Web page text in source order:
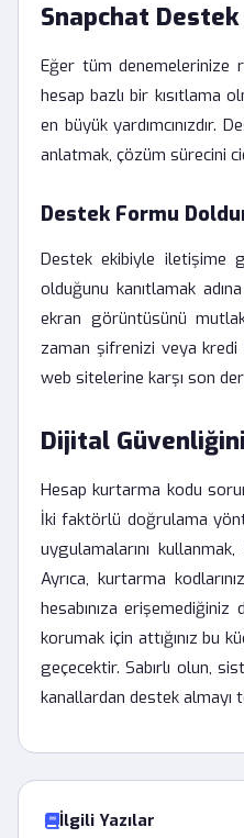
Snapchat
Eğer tüm denemelerinize
hesap bazlı bir kısıtlama
en büyük yardımcınızdır.
anlatmak, çözüm sürecini
Destek Formu
Destek ekibiyle iletişime
olduğunu kanıtlamak adına
ekran görüntüsünü
zaman şifrenizi veya
web sitelerine karşı son
Dijital
Hesap kurtarma kodu
İki faktörlü doğrulama
uygulamalarını
Ayrıca, kurtarma
hesabınıza erişemediğiniz
korumak için attığınız bu
geçecektir. Sabırlı olun,
kanallardan destek almayı
İlgili Yazılar